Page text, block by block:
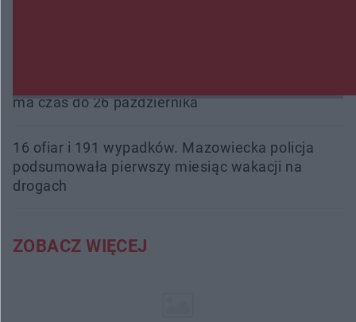
ma czas do 26 października
16 ofiar i 191 wypadków. Mazowiecka policja
podsumowała pierwszy miesiąc wakacji na
drogach
ZOBACZ WIĘCEJ